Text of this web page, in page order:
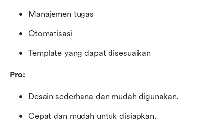
Manajemen tugas
Otomatisasi
Template yang dapat disesuaikan
Pro:
Desain sederhana dan mudah digunakan.
Cepat dan mudah untuk disiapkan.